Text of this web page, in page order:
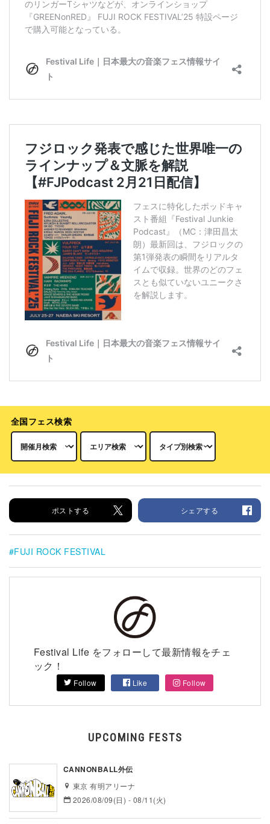
全国フェス検索
ポストする シェアする
FUJI ROCK FESTIVAL
Festival Life をフォローして最新情報をチェ
ック！
Follow Like Follow
UPCOMING FESTS
CANNONBALL外伝
東京 有明アリーナ
2026/08/09(日) - 08/11(火)